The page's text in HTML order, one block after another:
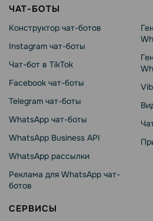
ЧАТ-БОТЫ
Конструктор чат-ботов
Instagram чат-боты
Чат-бот в TikTok
Facebook чат-боты
Telegram чат-боты
WhatsApp чат-боты
WhatsApp Business API
WhatsApp рассылки
Реклама для WhatsApp чат-
ботов
СЕРВИСЫ